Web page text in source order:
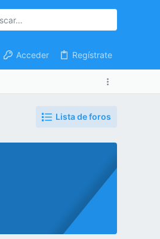
Acceder Regístrate
Lista de foros